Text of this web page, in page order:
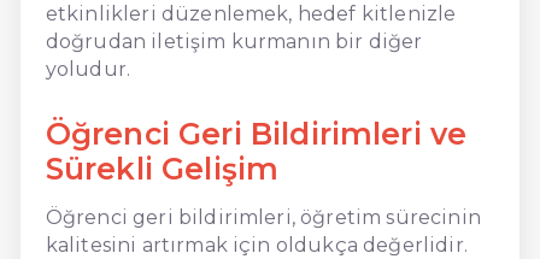
etkinlikleri düzenlemek, hedef kitlenizle
doğrudan iletişim kurmanın bir diğer
yoludur.
Öğrenci Geri Bildirimleri ve
Sürekli Gelişim
Öğrenci geri bildirimleri, öğretim sürecinin
kalitesini artırmak için oldukça değerlidir.